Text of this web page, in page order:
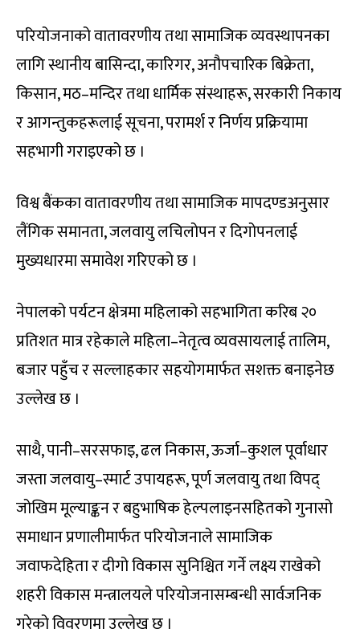
परियोजनाको वातावरणीय तथा सामाजिक व्यवस्थापनका
लागि स्थानीय बासिन्दा, कारिगर, अनौपचारिक बिक्रेता,
किसान, मठ–मन्दिर तथा धार्मिक संस्थाहरू, सरकारी निकाय
र आगन्तुकहरूलाई सूचना, परामर्श र निर्णय प्रक्रियामा
सहभागी गराइएको छ ।
विश्व बैंकका वातावरणीय तथा सामाजिक मापदण्डअनुसार
लैंगिक समानता, जलवायु लचिलोपन र दिगोपनलाई
मुख्यधारमा समावेश गरिएको छ ।
नेपालको पर्यटन क्षेत्रमा महिलाको सहभागिता करिब २०
प्रतिशत मात्र रहेकाले महिला–नेतृत्व व्यवसायलाई तालिम,
बजार पहुँच र सल्लाहकार सहयोगमार्फत सशक्त बनाइनेछ
उल्लेख छ ।
साथै, पानी–सरसफाइ, ढल निकास, ऊर्जा–कुशल पूर्वाधार
जस्ता जलवायु–स्मार्ट उपायहरू, पूर्ण जलवायु तथा विपद्
जोखिम मूल्याङ्कन र बहुभाषिक हेल्पलाइनसहितको गुनासो
समाधान प्रणालीमार्फत परियोजनाले सामाजिक
जवाफदेहिता र दीगो विकास सुनिश्चित गर्ने लक्ष्य राखेको
शहरी विकास मन्त्रालयले परियोजनासम्बन्धी सार्वजनिक
गरेको विवरणमा उल्लेख छ ।